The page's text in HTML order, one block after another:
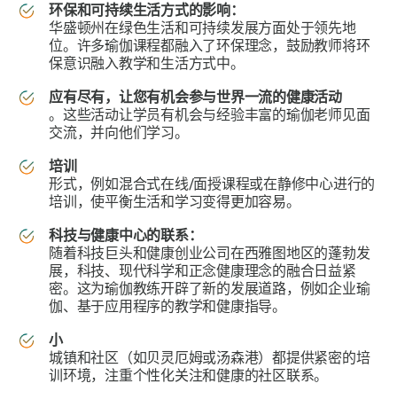
环保和可持续生活方式的影响：
华盛顿州在绿色生活和可持续发展方面处于领先地
位。许多瑜伽课程都融入了环保理念，鼓励教师将环
保意识融入教学和生活方式中。
应有尽有，让您有机会参与世界一流的健康活动
。这些活动让学员有机会与经验丰富的瑜伽老师见面
交流，并向他们学习。
培训
形式，例如混合式在线/面授课程或在静修中心进行的
培训，使平衡生活和学习变得更加容易。
科技与健康中心的联系：
随着科技巨头和健康创业公司在西雅图地区的蓬勃发
展，科技、现代科学和正念健康理念的融合日益紧
密。这为瑜伽教练开辟了新的发展道路，例如企业瑜
伽、基于应用程序的教学和健康指导。
小
城镇和社区（如贝灵厄姆或汤森港）都提供紧密的培
训环境，注重个性化关注和健康的社区联系。